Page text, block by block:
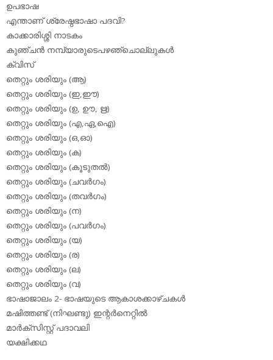
ഉപഭാഷ
എന്താണ് ശ്രേഷ്ഠഭാഷാ പദവി?
കാക്കാരിശ്ശി നാടകം
കുഞ്ചന്‍ നമ്പ്യാരുടെപഴഞ്ചൊല്ലുകള്‍
ക്വിസ്
തെറ്റും ശരിയും (ആ)
തെറ്റും ശരിയും (ഇ,ഈ)
തെറ്റും ശരിയും (ഉ, ഊ, ഋ)
തെറ്റും ശരിയും (എ,ഏ,ഐ)
തെറ്റും ശരിയും (ഒ,ഓ)
തെറ്റും ശരിയും (ക)
തെറ്റും ശരിയും (കൂടുതല്‍)
തെറ്റും ശരിയും (ചവര്‍ഗം)
തെറ്റും ശരിയും (തവര്‍ഗം)
തെറ്റും ശരിയും (ന)
തെറ്റും ശരിയും (പവര്‍ഗം)
തെറ്റും ശരിയും (യ)
തെറ്റും ശരിയും (ര)
തെറ്റും ശരിയും (ല)
തെറ്റും ശരിയും (വ)
ഭാഷാജാലം 2- ഭാഷയുടെ ആകാശക്കാഴ്ചകള്‍
മഷിത്തണ്ട് (നിഘണ്ടു) ഇന്റര്‍നെറ്റില്‍
മാര്‍ക്‌സിസ്റ്റ് പദാവലി
യക്ഷിക്കഥ